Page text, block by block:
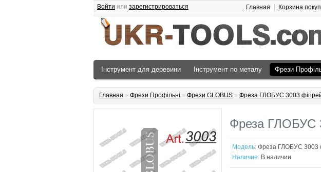
Войти или зарегистрироваться Главная Корзина
Інструмент для деревини Інструмент по металу Фрези
Главная » Фрези Профільні » Фрези GLOBUS » Фреза ГЛОБУС 3003
Фреза ГЛОБУС
Модель: Фреза ГЛОБУС 3003
Наличие: В наличии